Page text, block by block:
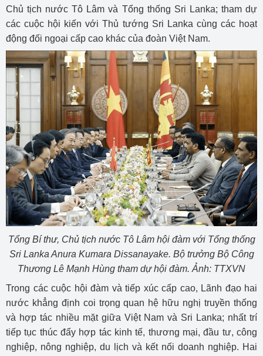
Chủ tịch nước Tô Lâm và Tổng thống Sri Lanka; tham dự
các cuộc hội kiến với Thủ tướng Sri Lanka cùng các hoạt
động đối ngoại cấp cao khác của đoàn Việt Nam.
Tổng Bí thư, Chủ tịch nước Tô Lâm hội đàm với Tổng thống
Sri Lanka Anura Kumara Dissanayake. Bộ trưởng Bộ Công
Thương Lê Mạnh Hùng tham dự hội đàm. Ảnh: TTXVN
Trong các cuộc hội đàm và tiếp xúc cấp cao, Lãnh đạo hai
nước khẳng định coi trọng quan hệ hữu nghị truyền thống
và hợp tác nhiều mặt giữa Việt Nam và Sri Lanka; nhất trí
tiếp tục thúc đẩy hợp tác kinh tế, thương mại, đầu tư, công
nghiệp, nông nghiệp, du lịch và kết nối doanh nghiệp. Hai